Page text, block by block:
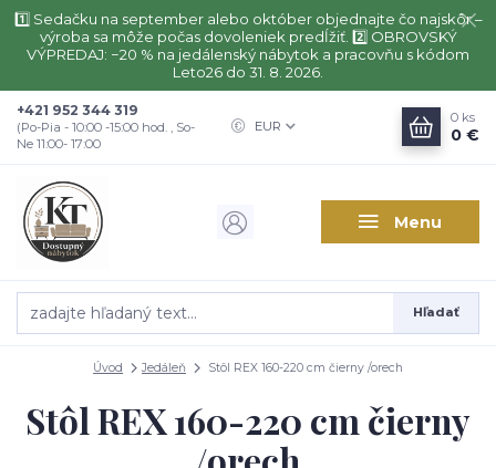
1️⃣ Sedačku na september alebo október objednajte čo najskôr –
výroba sa môže počas dovoleniek predĺžiť. 2️⃣ OBROVSKÝ
VÝPREDAJ: −20 % na jedálenský nábytok a pracovňu s kódom
Leto26 do 31. 8. 2026.
Menu
EUR
Hľadať
+421 952 344 319
(Po-Pia - 10:00 -15:00 hod. , So-
Ne 11:00- 17:00
0 ks
0 €
Úvod Jedáleň Stôl REX 160-220 cm čierny /orech
Stôl REX 160-220 cm čierny